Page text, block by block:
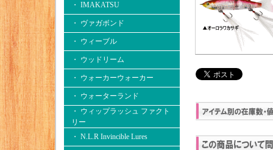
・ IMAKATSU
・ ヴァガボンド
・ ウィーブル
・ ウッドリーム
・ ウォーカーウォーカー
・ ウォーターランド
・ ウィップラッシュ ファクト
リー
・ N.L.R Invincible Lures